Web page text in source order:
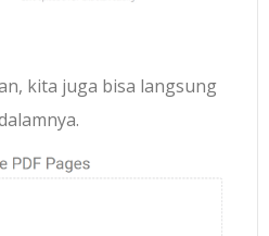
kita juga bisa langsung